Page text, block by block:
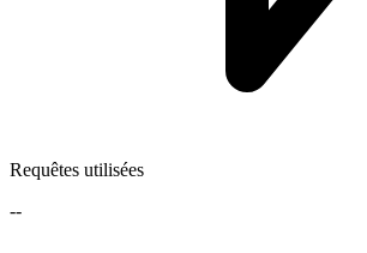
Requêtes utilisées
--